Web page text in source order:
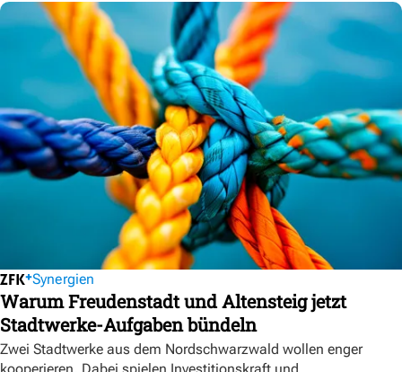
Synergien
Warum Freudenstadt und Altensteig jetzt
Stadtwerke-Aufgaben bündeln
Zwei Stadtwerke aus dem Nordschwarzwald wollen enger